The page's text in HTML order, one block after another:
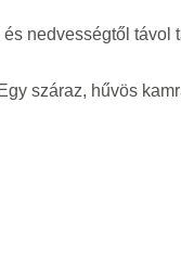
nedvességtől távol
száraz, hűvös